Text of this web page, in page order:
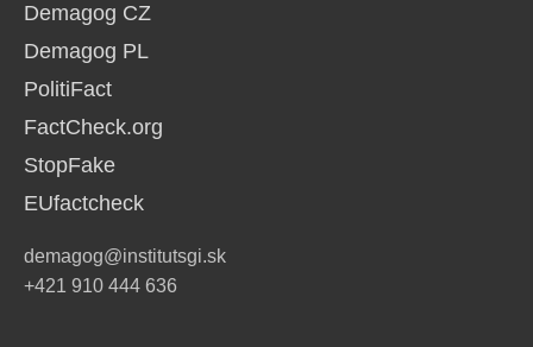
Demagog CZ
Demagog PL
PolitiFact
FactCheck.org
StopFake
EUfactcheck
demagog@institutsgi.sk
+421 910 444 636